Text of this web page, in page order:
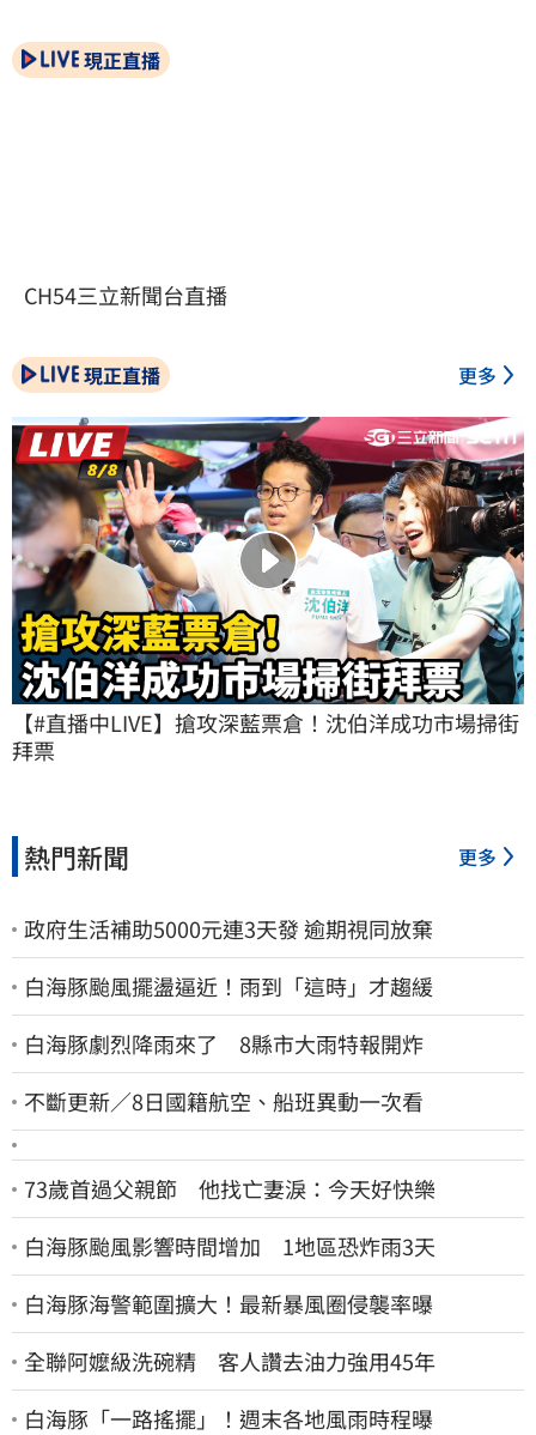
現正直播
CH54三立新聞台直播
現正直播 更多
【#直播中LIVE】搶攻深藍票倉！沈伯洋成功市場掃街
拜票
熱門新聞 更多
政府生活補助5000元連3天發 逾期視同放棄
白海豚颱風擺盪逼近！雨到「這時」才趨緩
白海豚劇烈降雨來了 8縣市大雨特報開炸
不斷更新／8日國籍航空、船班異動一次看
73歲首過父親節 他找亡妻淚：今天好快樂
白海豚颱風影響時間增加 1地區恐炸雨3天
白海豚海警範圍擴大！最新暴風圈侵襲率曝
全聯阿嬤級洗碗精 客人讚去油力強用45年
白海豚「一路搖擺」！週末各地風雨時程曝